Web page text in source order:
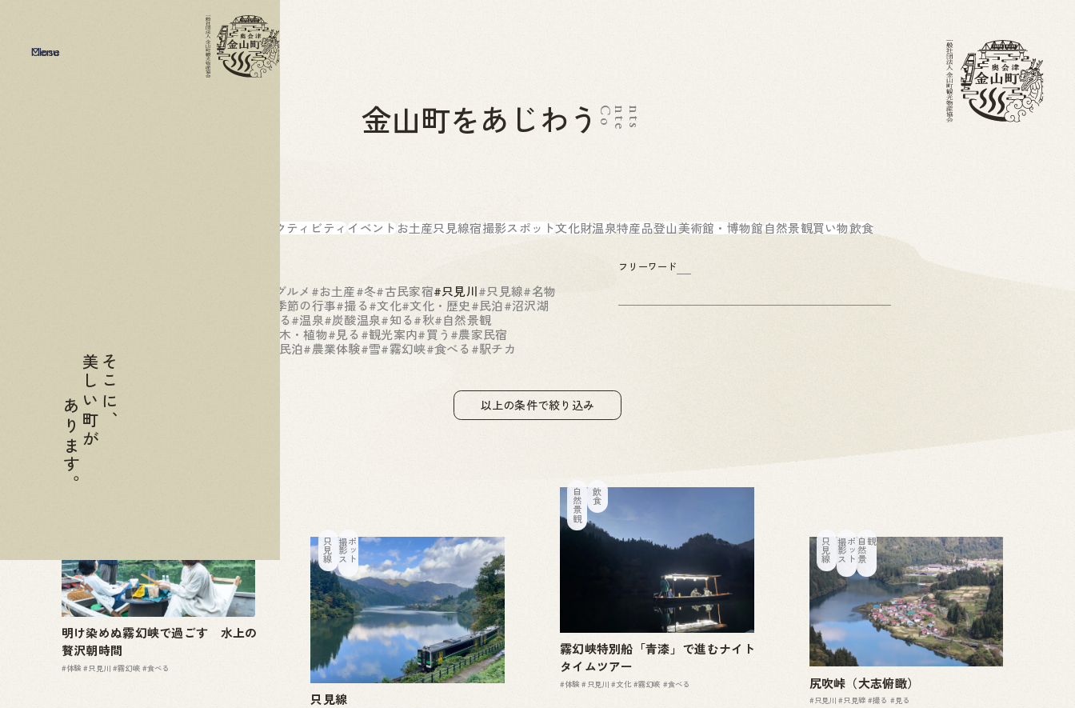
金山町をあじわうC
o
n
t
e
n
t s
アクティビティイベントお土産只見線宿撮影スポット文化財温泉特産品登山美術館・博物館自然景観買い物飲食
#B級グルメ #お土産#冬#古民家宿#只見川#只見線#名物
#季節の行事#撮る#文化#文化・歴史#民泊#沼沢湖
#泊まる#温泉#炭酸温泉#知る#秋#自然景観
#花・木・植物#見る#観光案内#買う #農家民宿
#農家民泊#農業体験#雪#霧幻峡#食べる#駅チカ
フリーワード
以上の条件で絞り込み
明け染めぬ霧幻峡で過ごす 水上の
贅沢朝時間
#体験 #只見川 #霧幻峡 #食べる
只見線
只見線 撮
影
ス
ポ
ット
霧幻峡特別船「青漆」で進むナイト
タイムツアー
自然景観 飲食
#体験 #只見川 #文化 #霧幻峡 #食べる 尻吹峠（大志俯瞰）
只見線 撮
影
ス
ポ
ット自
然
景観
#只見川 #只見線 #撮る #見る
そこに、
美しい町が
あります。
Menu
Close